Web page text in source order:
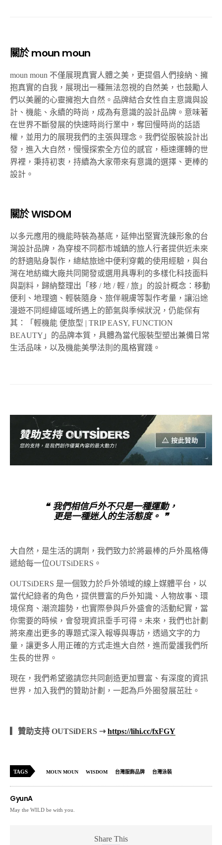
關於 moun moun
moun moun 不僅展現真實人體之美，更提倡人們接納、擁
抱真實的自我，展現出一種無法忽視的自然美，也鼓勵人
們以美麗的心靈擁抱大自然。品牌結合女性自主意識與設
計、機能、永續的時尚，成為有意識的設計品牌。意味著
在世界不斷發展的快速時尚行業中，奪回慢時尚的話語
權，並用力的展現我們的主張與理念。我們從服裝設計出
發，進入大自然，慢慢探索全方位的感官，極速運轉的世
界裡，秉持初衷，持續為大家帶來有意識的選擇、更棒的
設計。
關於 WISDOM
以多元應用的機能時裝為基底，延伸出堅實洗鍊形象的台
灣設計品牌，為穿梭不同都市城鎮的旅人行者提供近未來
的舒適貼身製作，總結旅途中便利穿戴的使用經驗，與台
灣在地紡織大廠共同開發或選用具專利的多樣化科技面料
與副料，歸納整理出「移 / 地 / 輕 / 旅」的設計概念：移動
便利、地理適、輕裝隨身、旅伴親膚等製作考量，讓沿途
漫遊不同經緯區域所遇上的節氣與季候狀況，仍能保有
其：「輕機能 便旅型 | TRIP EASY, FUNCTION
BEAUTY」的品牌本質，具體為當代服裝型塑出兼備日常
生活品味，以及機能美學法則的風格實踐。
❝ 我們相信戶外不只是一種運動，
更是一種迷人的生活態度。 ❞
大自然，是生活的調劑，我們致力於將最棒的戶外風格傳
遞給每一位OUTSiDERS。
OUTSiDERS 是一個致力於戶外領域的線上媒體平台，以
當代紀錄者的角色，提供豐富的戶外知識、人物故事、環
境保育、潮流趨勢，也實際參與戶外盛會的活動紀實，當
你需要的時候，會發現資訊垂手可得。未來，我們也計劃
將來產出更多的專題式深入報導與專訪，透過文字的力
量，讓更多人用正確的方式走進大自然，進而愛護我們所
生長的世界。
現在，我們希望邀請您共同創造更加豐富、有深度的資訊
世界，加入我們的贊助計劃，一起為戶外圈發展茁壯。
▎贊助支持 OUTSiDERS ⇢https://lihi.cc/fxFGY
TAGS MOUN MOUN WISDOM 台灣服飾品牌 台灣泳裝
GyunA
May the WILD be with you.
Share This